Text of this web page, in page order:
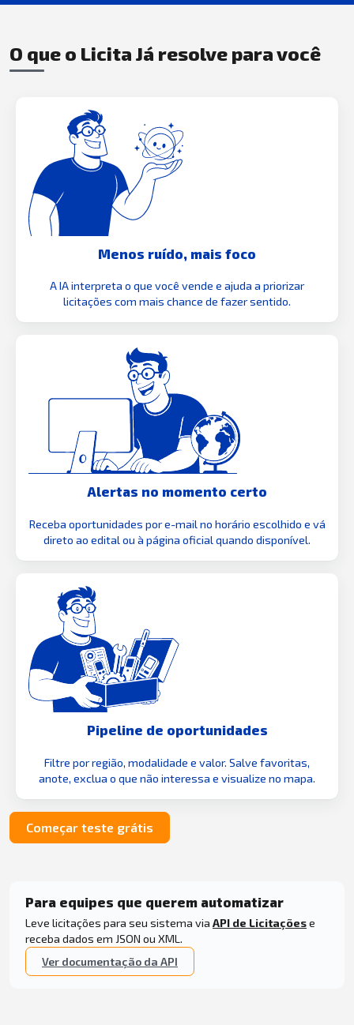
O que o Licita Já resolve para você
Menos ruído, mais foco
A IA interpreta o que você vende e ajuda a priorizar
licitações com mais chance de fazer sentido.
Alertas no momento certo
Receba oportunidades por e-mail no horário escolhido e vá
direto ao edital ou à página oficial quando disponível.
Pipeline de oportunidades
Filtre por região, modalidade e valor. Salve favoritas,
anote, exclua o que não interessa e visualize no mapa.
Começar teste grátis
Para equipes que querem automatizar
Leve licitações para seu sistema via API de Licitaçõese
receba dados em JSON ou XML.
Ver documentação da API